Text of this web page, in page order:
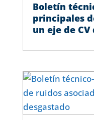
Boletín
principales
un eje de